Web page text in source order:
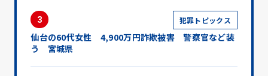
3 犯罪トピックス
仙台の60代女性 4,900万円詐欺被害 警察官など装
う 宮城県